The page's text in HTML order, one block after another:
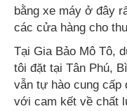
bằng xe máy ở đây
các cửa hàng cho
Tại Gia Bảo Mô Tô,
tôi đặt tại Tân Phú,
vẫn tự hào cung cấp
với cam kết về chất